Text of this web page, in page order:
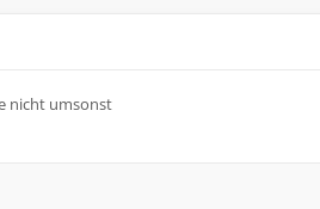
nicht umsonst